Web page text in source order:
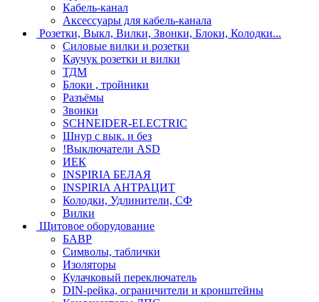
Кабель-канал
Аксессуары для кабель-канала
Розетки, Выкл, Вилки, Звонки, Блоки, Колодки...
Силовые вилки и розетки
Каучук розетки и вилки
ТДМ
Блоки , тройники
Разъёмы
Звонки
SCHNEIDER-ELECTRIC
Шнур с вык. и без
!Выключатели ASD
ИЕК
INSPIRIA БЕЛАЯ
INSPIRIA АНТРАЦИТ
Колодки, Удлинители, СФ
Вилки
Щитовое оборудование
БАВР
Символы, таблички
Изоляторы
Кулачковый переключатель
DIN-рейка, ограничители и кронштейны